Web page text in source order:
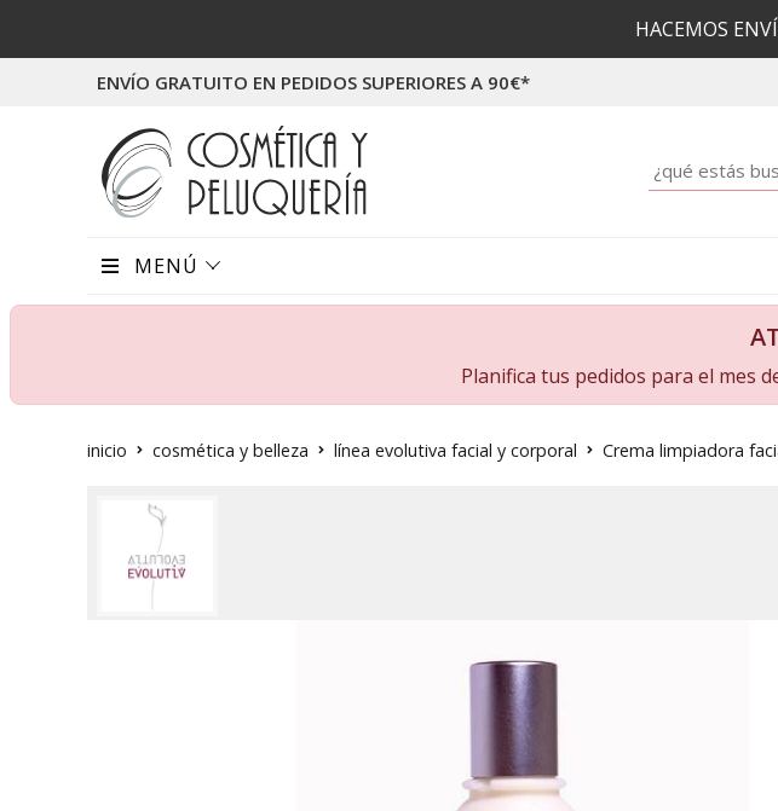
HACEMOS
ENVÍO GRATUITO EN PEDIDOS SUPERIORES A 90€*
MENÚ
Planifica tus pedidos para el mes
inicio cosmética y belleza línea evolutiva facial y corporal Crema limpiadora